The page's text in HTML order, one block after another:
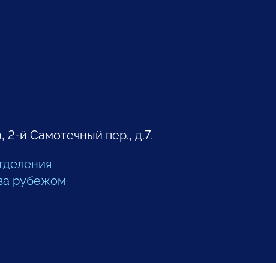
2-й Самотечный пер., д.7.
рубежом